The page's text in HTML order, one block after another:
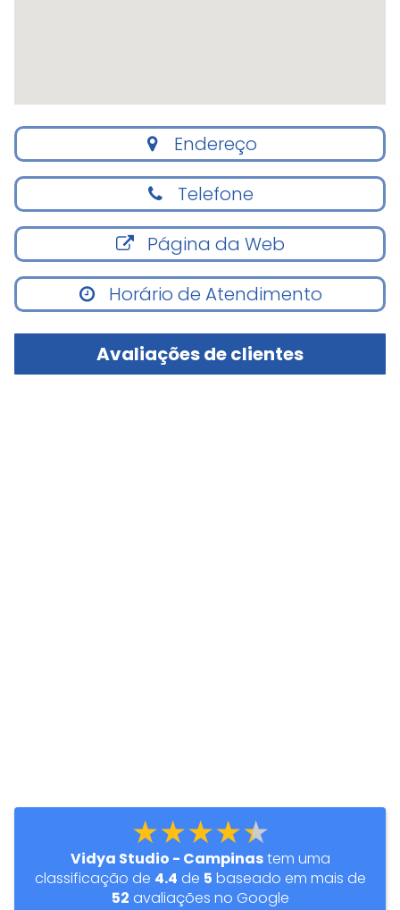
Endereço
Telefone
Página da Web
Horário de Atendimento
Avaliações de clientes
★★★★★
Vidya Studio - Campinastem uma
classificação de 4.4 de 5 baseado em mais de
52 avaliações no Google